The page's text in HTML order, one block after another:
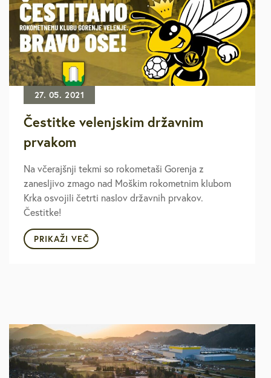
27. 05. 2021
Čestitke velenjskim državnim
prvakom
Na včerajšnji tekmi so rokometaši Gorenja z
zanesljivo zmago nad Moškim rokometnim klubom
Krka osvojili četrti naslov državnih prvakov.
Čestitke!
PRIKAŽI VEČ